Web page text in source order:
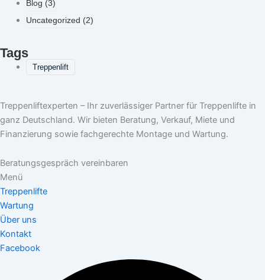
Blog (3)
Uncategorized (2)
Tags
Treppenlift
Treppenliftexperten – Ihr zuverlässiger Partner für Treppenlifte in
ganz Deutschland. Wir bieten Beratung, Verkauf, Miete und
Finanzierung sowie fachgerechte Montage und Wartung.
Beratungsgespräch vereinbaren
Menü
Treppenlifte
Wartung
Über uns
Kontakt
Facebook